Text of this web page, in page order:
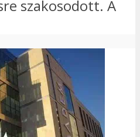
szakosodott. A